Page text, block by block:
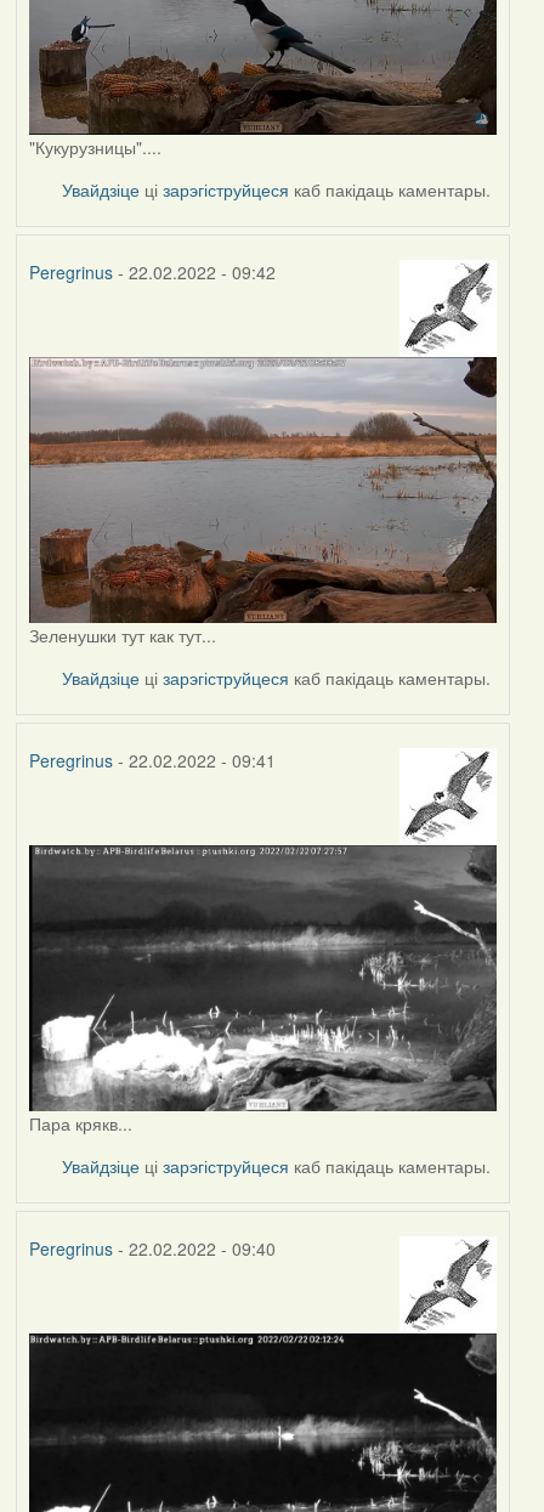
"Кукурузницы"....
Увайдзіце цізарэгіструйцеся каб пакідаць каментары.
Peregrinus- 22.02.2022 - 09:42
Зеленушки тут как тут...
Увайдзіце цізарэгіструйцеся каб пакідаць каментары.
Peregrinus- 22.02.2022 - 09:41
Пара крякв...
Увайдзіце цізарэгіструйцеся каб пакідаць каментары.
Peregrinus- 22.02.2022 - 09:40